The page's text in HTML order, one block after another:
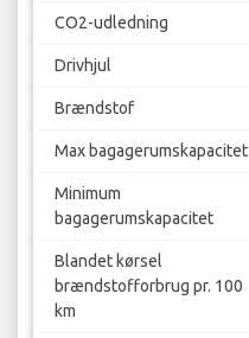
CO2-udledning
Drivhjul
Brændstof
Max bagagerumskapacitet
Minimum
bagagerumskapacitet
Blandet kørsel
brændstofforbrug pr. 100
km